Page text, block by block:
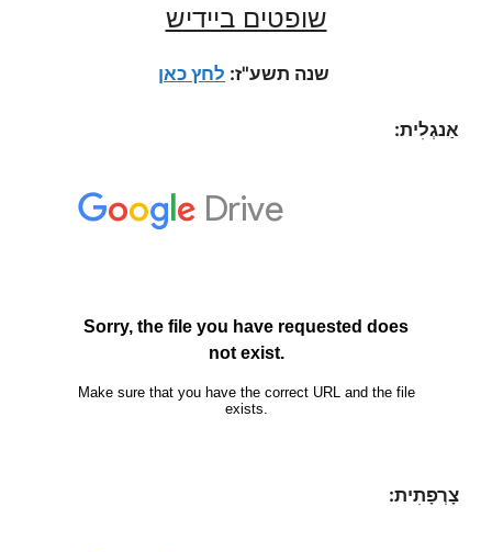
שופטים ביידיש
שנה תשע"ז: לחץ כאן
אַנגְלִית:
צָרְפָתִית: